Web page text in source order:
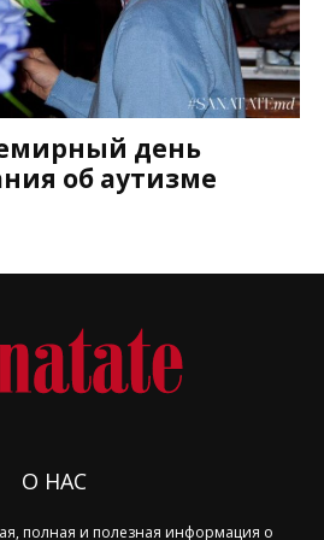
день
об аутизме
О НАС
полная и полезная информация о